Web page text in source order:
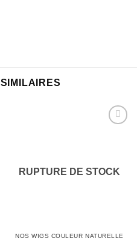
RUPTURE DE STOCK
NOS WIGS COULEUR NATURELLE